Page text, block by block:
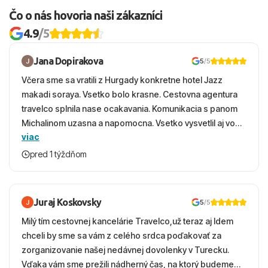
Čo o nás hovoria naši zákazníci
4.9/5
Jana Dopirakova 5/5
Včera sme sa vratili z Hurgady konkretne hotel Jazz
makadi soraya. Vsetko bolo krasne. Cestovna agentura
travelco splnila nase ocakavania. Komunikacia s panom
Michalinom uzasna a napomocna. Vsetko vysvetlil aj vo
vecernych hodinach zaco sa ospravedlnujem. Hotel
krasny, cisty. Sluzby top. Strava, prostredie, more,
viac
pred 1 týždňom
Juraj Koskovsky 5/5
Milý tím cestovnej kancelárie Travelco,už teraz aj Idem
chceli by sme sa vám z celého srdca poďakovať za
zorganizovanie našej nedávnej dovolenky v Turecku.
Vďaka vám sme prežili nádherný čas, na ktorý budeme